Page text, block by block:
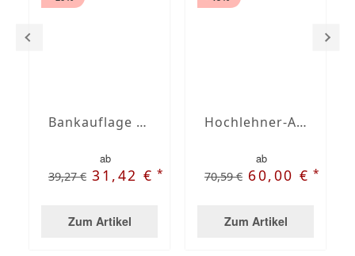
Bankauflage nach Maß mit Stegsaum
ab
39,27 € 31,42 €*
Zum Artikel
Hochlehner-Auflagen mit Stegsaum nach Maß
ab
70,59 € 60,00 €*
Zum Artikel